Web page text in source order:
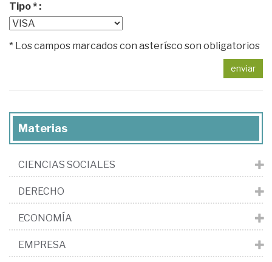
Tipo * :
* Los campos marcados con asterísco son obligatorios
enviar
Materias
CIENCIAS SOCIALES
DERECHO
ECONOMÍA
EMPRESA